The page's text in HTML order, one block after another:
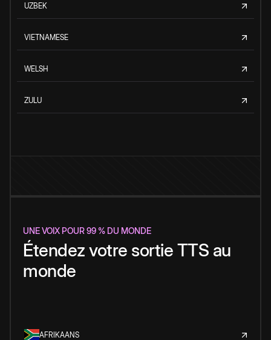
UZBEK
VIETNAMESE
WELSH
ZULU
UNE VOIX POUR 99 % DU MONDE
Étendez votre sortie TTS au
monde
AFRIKAANS